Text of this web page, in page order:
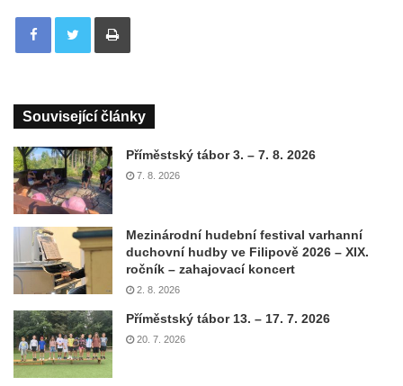
Tisknout
Související články
Příměstský tábor 3. – 7. 8. 2026
7. 8. 2026
Mezinárodní hudební festival varhanní
duchovní hudby ve Filipově 2026 – XIX.
ročník – zahajovací koncert
2. 8. 2026
Příměstský tábor 13. – 17. 7. 2026
20. 7. 2026